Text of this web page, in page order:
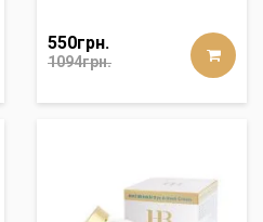
550грн.
1094грн.